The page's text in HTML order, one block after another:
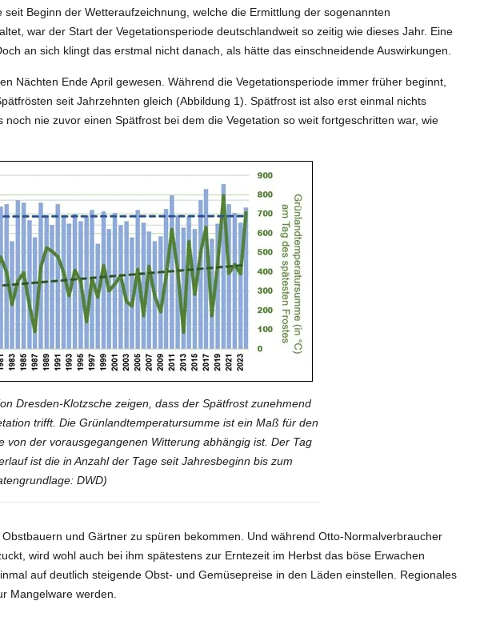
Beginn der Wetteraufzeichnung, welche die Ermittlung der sogenannten
war der Start der Vegetationsperiode deutschlandweit so zeitig wie dieses Jahr. Eine
an sich klingt das erstmal nicht danach, als hätte das einschneidende Auswirkungen.
Nächten Ende April gewesen. Während die Vegetationsperiode immer früher beginnt,
seit Jahrzehnten gleich (Abbildung 1). Spätfrost ist also erst einmal nichts
noch nie zuvor einen Spätfrost bei dem die Vegetation so weit fortgeschritten war, wie
Dresden-Klotzsche zeigen, dass der Spätfrost zunehmend
trifft. Die Grünlandtemperatursumme ist ein Maß für den
von der vorausgegangenen Witterung abhängig ist. Der Tag
ist die in Anzahl der Tage seit Jahresbeginn bis zum
DWD)
und Gärtner zu spüren bekommen. Und während Otto-Normalverbraucher
wird wohl auch bei ihm spätestens zur Erntezeit im Herbst das böse Erwachen
auf deutlich steigende Obst- und Gemüsepreise in den Läden einstellen. Regionales
Mangelware werden.